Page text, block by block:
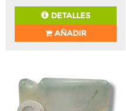
DETALLES
AÑADIR